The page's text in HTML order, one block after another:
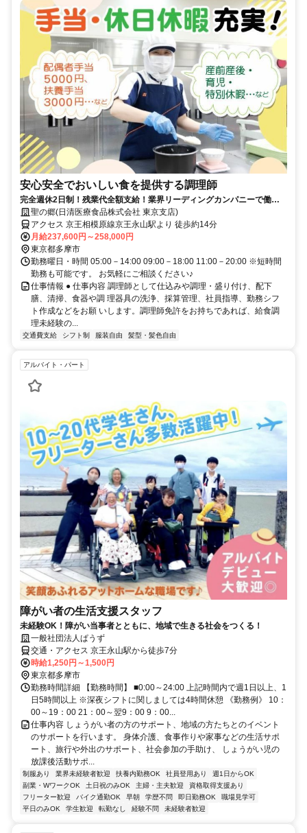
安心安全でおいしい食を提供する調理師
完全週休2日制！残業代全額支給！業界リーディングカンパニーで働き
ませんか？！
聖の郷(日清医療食品株式会社 東京支店)
アクセス 京王相模原線京王永山駅より 徒歩約14分
月給237,600円～258,000円
東京都多摩市
勤務曜日・時間 05:00－14:00 09:00－18:00 11:00－20:00 ※短時間
勤務も可能です。 お気軽にご相談ください♪
仕事情報 ● 仕事内容 調理師として仕込みや調理・盛り付け、配下
膳、清掃、食器や調 理器具の洗浄、採算管理、社員指導、勤務シフ
ト作成などをお願 いします。調理師免許をお持ちであれば、給食調
理未経験の...
交通費支給 シフト制 服装自由 髪型・髪色自由
アルバイト・パート
障がい者の生活支援スタッフ
未経験OK！障がい当事者とともに、地域で生きる社会をつくる！
一般社団法人ぱうず
交通・アクセス 京王永山駅から徒歩7分
時給1,250円～1,500円
東京都多摩市
勤務時間詳細 【勤務時間】 ■0:00～24:00 上記時間内で週1日以上、1
日5時間以上 ※深夜シフトに関しましては4時間休憩 《勤務例》 10：
00～19：00 21：00～翌9：00 9：00...
仕事内容 しょうがい者の方のサポート、地域の方たちとのイベント
のサポートを行います。 身体介護、食事作りや家事などの生活サポ
ート、旅行や外出のサポート、社会参加の手助け、 しょうがい児の
放課後活動サポ...
制服あり 業界未経験者歓迎 扶養内勤務OK 社員登用あり
週1日からOK
副業・WワークOK
土日祝のみOK 主婦・主夫歓迎
資格取得支援あり
フリーター歓迎
バイク通勤OK 早朝 学歴不問 即日勤務OK
職場見学可
平日のみOK
学生歓迎 転勤なし 経験不問 未経験者歓迎